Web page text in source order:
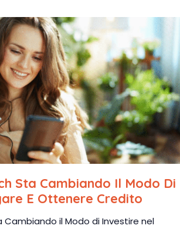
Sta Cambiando Il Modo Di
E Ottenere Credito
Cambiando il Modo di Investire nel